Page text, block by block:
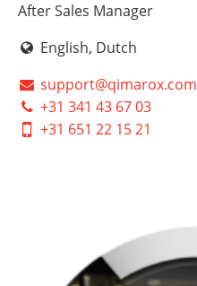
After Sales Manager
English, Dutch
support@qimarox.com
+31 341 43 67 03
+31 651 22 15 21